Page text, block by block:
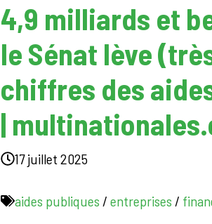
4,9 milliards et
le Sénat lève
chiffres des
|
17 juillet 2025
aides publiques / entreprises /